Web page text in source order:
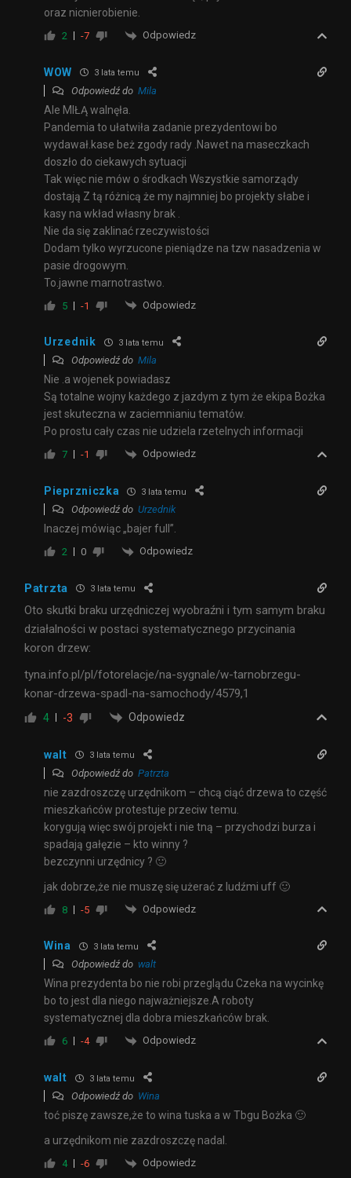
oraz nicnierobienie.
2 -7 Odpowiedz
WOW 3 lata temu
Odpowiedź do Mila
Ale MIŁĄ walnęła.
Pandemia to ułatwiła zadanie prezydentowi bo
wydawał.kase beż zgody rady .Nawet na maseczkach
doszło do ciekawych sytuacji
Tak więc nie mów o środkach Wszystkie samorządy
dostają Z tą różnicą że my najmniej bo projekty słabe i
kasy na wkład własny brak .
Nie da się zaklinać rzeczywistości
Dodam tylko wyrzucone pieniądze na tzw nasadzenia w
pasie drogowym.
To.jawne marnotrastwo.
5 -1 Odpowiedz
Urzednik 3 lata temu
Odpowiedź do Mila
Nie .a wojenek powiadasz
Są totalne wojny każdego z jazdym z tym że ekipa Bożka
jest skuteczna w zaciemnianiu tematów.
Po prostu cały czas nie udziela rzetelnych informacji
7 -1 Odpowiedz
Pieprzniczka 3 lata temu
Odpowiedź do Urzednik
Inaczej mówiąc „bajer full”.
2 0 Odpowiedz
Patrzta 3 lata temu
Oto skutki braku urzędniczej wyobraźni i tym samym braku
działalności w postaci systematycznego przycinania
koron drzew:
tyna.info.pl/pl/fotorelacje/na-sygnale/w-tarnobrzegu-
konar-drzewa-spadl-na-samochody/4579,1
4 -3 Odpowiedz
walt 3 lata temu
Odpowiedź do Patrzta
nie zazdroszczę urzędnikom – chcą ciąć drzewa to część
mieszkańców protestuje przeciw temu.
korygują więc swój projekt i nie tną – przychodzi burza i
spadają gałęzie – kto winny ?
bezczynni urzędnicy ? 🙂
jak dobrze,że nie muszę się użerać z ludźmi uff 🙂
8 -5 Odpowiedz
Wina 3 lata temu
Odpowiedź do walt
Wina prezydenta bo nie robi przeglądu Czeka na wycinkę
bo to jest dla niego najważniejsze.A roboty
systematycznej dla dobra mieszkańców brak.
6 -4 Odpowiedz
walt 3 lata temu
Odpowiedź do Wina
toć piszę zawsze,że to wina tuska a w Tbgu Bożka 🙂
a urzędnikom nie zazdroszczę nadal.
4 -6 Odpowiedz